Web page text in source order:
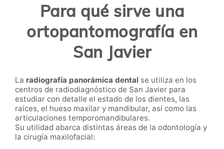
Para qué sirve una
ortopantomografía en
San Javier
La radiografía panorámica dental se utiliza en los
centros de radiodiagnóstico de San Javier para
estudiar con detalle el estado de los dientes, las
raíces, el hueso maxilar y mandibular, así como las
articulaciones temporomandibulares.
Su utilidad abarca distintas áreas de la odontología y
la cirugía maxilofacial: